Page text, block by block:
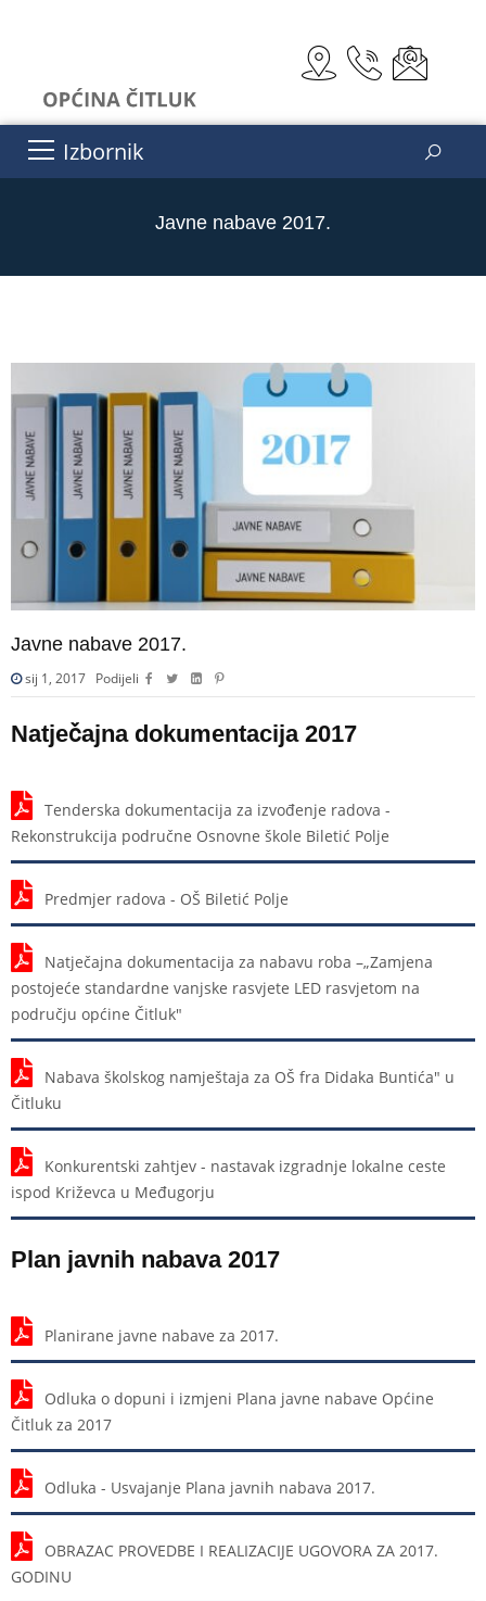
Izbornik
Javne nabave 2017.
Javne nabave 2017.
sij 1, 2017 Podijeli
Natječajna dokumentacija 2017
Tenderska dokumentacija za izvođenje radova -
Rekonstrukcija područne Osnovne škole Biletić Polje
Predmjer radova - OŠ Biletić Polje
Natječajna dokumentacija za nabavu roba –„Zamjena
postojeće standardne vanjske rasvjete LED rasvjetom na
području općine Čitluk"
Nabava školskog namještaja za OŠ fra Didaka Buntića" u
Čitluku
Konkurentski zahtjev - nastavak izgradnje lokalne ceste
ispod Križevca u Međugorju
Plan javnih nabava 2017
Planirane javne nabave za 2017.
Odluka o dopuni i izmjeni Plana javne nabave Općine
Čitluk za 2017
Odluka - Usvajanje Plana javnih nabava 2017.
OBRAZAC PROVEDBE I REALIZACIJE UGOVORA ZA 2017.
GODINU